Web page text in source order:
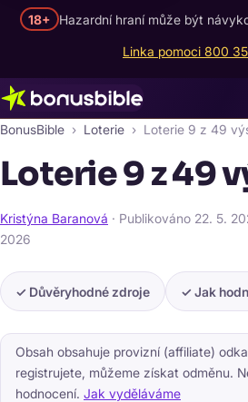
18+ Hazardní hraní může být
Linka pomoci 800
BonusBible Loterie Loterie 9 z 49
Loterie 9 z 49
Kristýna Baranová · Publikováno 22. 5.
2026
✓ Důvěryhodné zdroje ✓ Jak
Obsah obsahuje provizní (affiliate)
registrujete, můžeme získat odměnu.
hodnocení. Jak vyděláváme